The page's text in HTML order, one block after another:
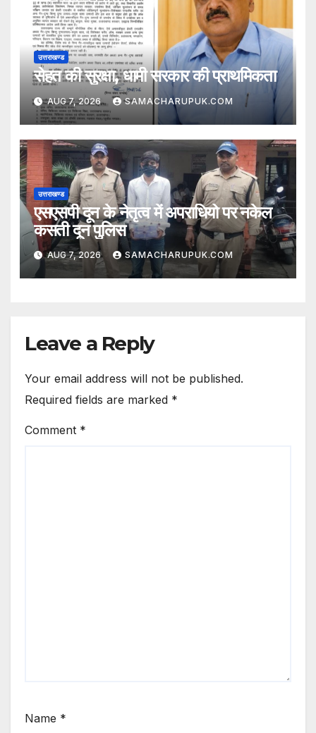
उत्तराखण्ड
सेहत की सुरक्षा, धामी सरकार की प्राथमिकता
AUG 7, 2026 SAMACHARUPUK.COM
उत्तराखण्ड
एसएसपी दून के नेतृत्व में अपराधियो पर नकेल
कसती दून पुलिस
AUG 7, 2026 SAMACHARUPUK.COM
Leave a Reply
Your email address will not be published.
Required fields are marked *
Comment *
Name *